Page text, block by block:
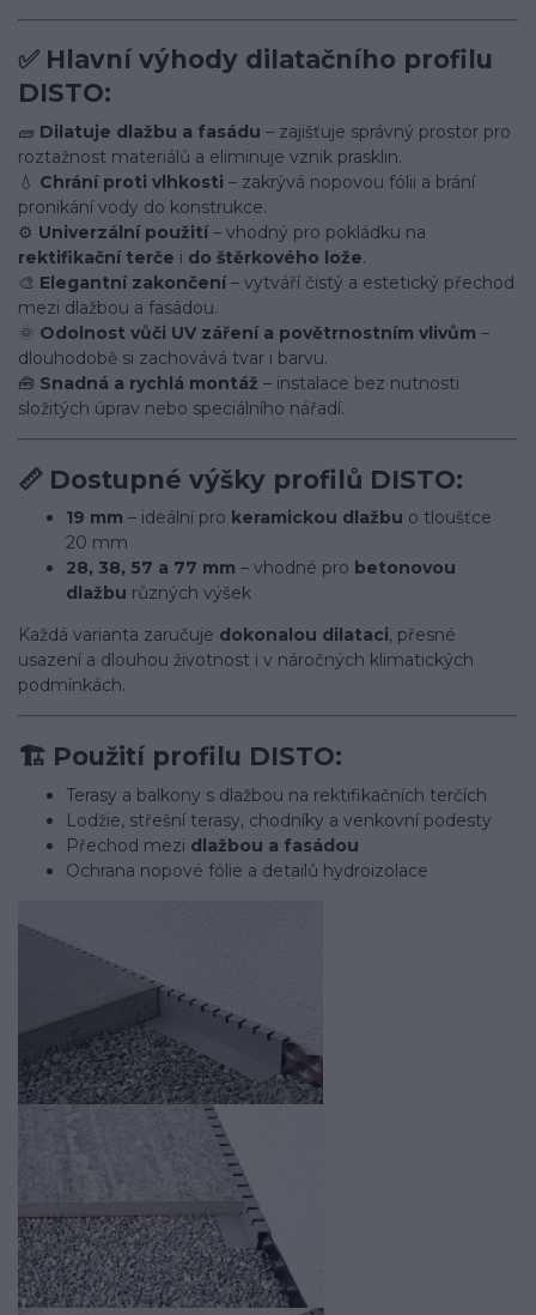
✅ Hlavní výhody dilatačního profilu
DISTO:
🧱 Dilatuje dlažbu a fasádu – zajišťuje správný prostor pro
roztažnost materiálů a eliminuje vznik prasklin.
💧 Chrání proti vlhkosti – zakrývá nopovou fólii a brání
pronikání vody do konstrukce.
⚙️ Univerzální použití– vhodný pro pokládku na
rektifikační terče i do štěrkového lože.
🎨 Elegantní zakončení– vytváří čistý a estetický přechod
mezi dlažbou a fasádou.
🌞 Odolnost vůči UV záření a povětrnostním vlivům –
dlouhodobě si zachovává tvar i barvu.
🧰 Snadná a rychlá montáž – instalace bez nutnosti
složitých úprav nebo speciálního nářadí.
📏 Dostupné výšky profilů DISTO:
19 mm – ideální pro keramickou dlažbu o tloušťce
20 mm
28, 38, 57 a 77 mm – vhodné pro betonovou
dlažbu různých výšek
Každá varianta zaručuje dokonalou dilataci, přesné
usazení a dlouhou životnost i v náročných klimatických
podmínkách.
🏗️ Použití profilu DISTO:
Terasy a balkony s dlažbou na rektifikačních terčích
Lodžie, střešní terasy, chodníky a venkovní podesty
Přechod mezi dlažbou a fasádou
Ochrana nopové fólie a detailů hydroizolace